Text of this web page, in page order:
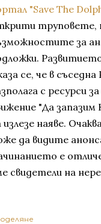
"Save The
труповете,
за
се, че в
с ресурси
"Да запазим
излезе наяве.
да видите
е
свидетели на